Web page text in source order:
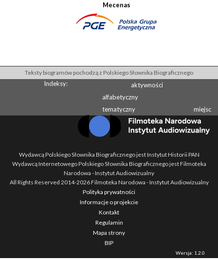
Mecenas
Teksty biogramów pochodzą z Polskiego Słownika Biograficznego
Indeksy:
aktywności
alfabetyczny
tematyczny
miejsc
Wydawcą Polskiego Słownika Biograficznego jest Instytut Historii PAN
Wydawcą Internetowego Polskiego Słownika Biograficznego jest Filmoteka
Narodowa - Instytut Audiowizualny
All Rights Reserved 2014-2026Filmoteka Narodowa - Instytut Audiowizualny
Polityka prywatności
Informacje o projekcie
Kontakt
Regulamin
Mapa strony
BIP
Wersja: 1.2.0